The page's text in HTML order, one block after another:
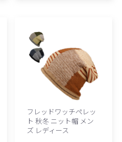
フレッドワッチペレッ
ト 秋冬 ニット帽 メン
ズ レディース